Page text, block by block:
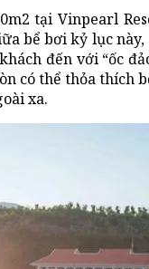
tại Vinpearl
bể bơi kỷ lục
đến với “ốc
có thể thỏa thích
xa.